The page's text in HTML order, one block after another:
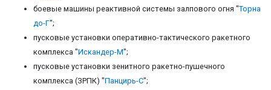
боевые машины реактивной системы залпового огня "Торна
до-Г";
пусковые установки оперативно-тактического ракетного
комплекса "Искандер-М";
пусковые установки зенитного ракетно-пушечного
комплекса (ЗРПК) "Панцирь-С";